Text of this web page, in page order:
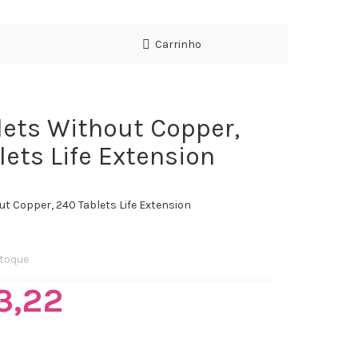
Carrinho
Without Copper,
Life Extension
Copper, 240 Tablets Life Extension